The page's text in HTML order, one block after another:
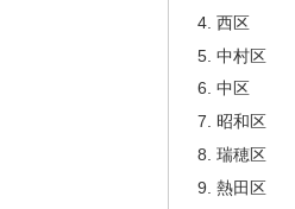
西区
中村区
中区
昭和区
瑞穂区
熱田区